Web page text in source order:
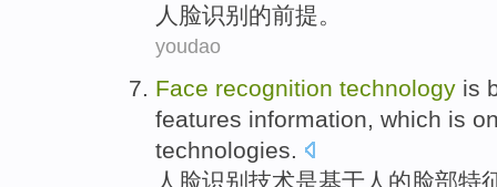
人脸识别的前提。
youdao
Face recognition technology is
features information, which is
technologies.
人脸识别 技术是基于 人 的脸部特